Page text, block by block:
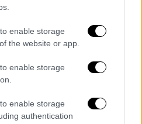
enable storage
the website or app.
enable storage
enable storage
authentication
Μην φύγετε
δόση εμβολίου-
τον μήνα
τσουνάμι